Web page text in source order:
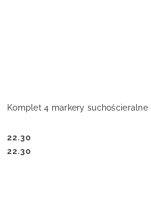
Komplet 4 markery suchościeralne
Cena:
22.30
Cena:
22.30